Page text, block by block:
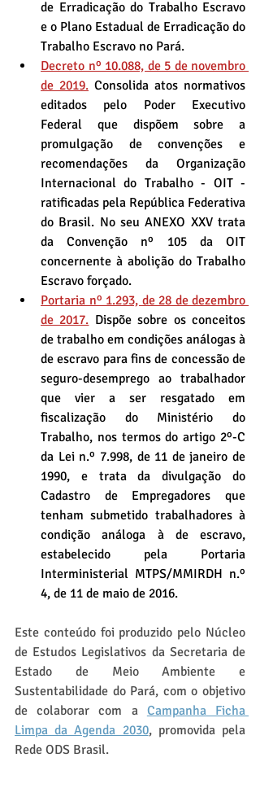
de Erradicação do Trabalho Escravo
e o Plano Estadual de Erradicação do
Trabalho Escravo no Pará.
Decreto nº 10.088, de 5 de novembro
de 2019. Consolida atos normativos
editados pelo Poder Executivo
Federal que dispõem sobre a
promulgação de convenções e
recomendações da Organização
Internacional do Trabalho - OIT -
ratificadas pela República Federativa
do Brasil. No seu ANEXO XXV trata
da Convenção nº 105 da OIT
concernente à abolição do Trabalho
Escravo forçado.
Portaria nº 1.293, de 28 de dezembro
de 2017. Dispõe sobre os conceitos
de trabalho em condições análogas à
de escravo para fins de concessão de
seguro-desemprego ao trabalhador
que vier a ser resgatado em
fiscalização do Ministério do
Trabalho, nos termos do artigo 2º-C
da Lei n.º 7.998, de 11 de janeiro de
1990, e trata da divulgação do
Cadastro de Empregadores que
tenham submetido trabalhadores à
condição análoga à de escravo,
estabelecido pela Portaria
Interministerial MTPS/MMIRDH n.º
4, de 11 de maio de 2016.
Este conteúdo foi produzido pelo Núcleo
de Estudos Legislativos da Secretaria de
Estado de Meio Ambiente e
Sustentabilidade do Pará, com o objetivo
de colaborar com a Campanha Ficha
Limpa da Agenda 2030, promovida pela
Rede ODS Brasil.